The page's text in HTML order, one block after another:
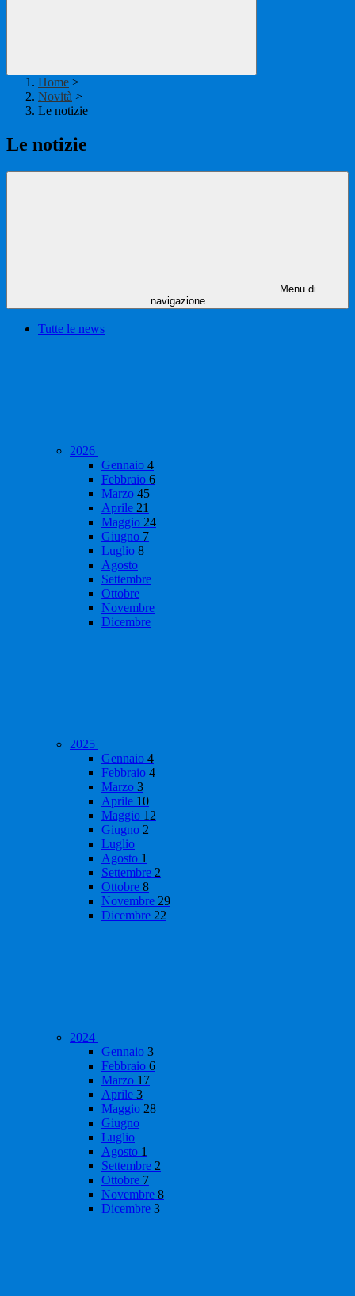
Home >
Novità >
Le notizie
Le notizie
Menu di
navigazione
Tutte le news
2026
Gennaio 4
Febbraio 6
Marzo 45
Aprile 21
Maggio 24
Giugno 7
Luglio 8
Agosto
Settembre
Ottobre
Novembre
Dicembre
2025
Gennaio 4
Febbraio 4
Marzo 3
Aprile 10
Maggio 12
Giugno 2
Luglio
Agosto 1
Settembre 2
Ottobre 8
Novembre 29
Dicembre 22
2024
Gennaio 3
Febbraio 6
Marzo 17
Aprile 3
Maggio 28
Giugno
Luglio
Agosto 1
Settembre 2
Ottobre 7
Novembre 8
Dicembre 3